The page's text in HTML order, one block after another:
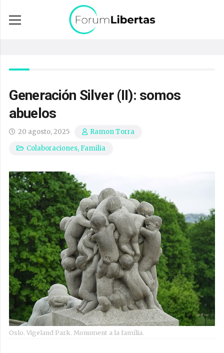
Generación Silver (II): somos
abuelos
20 agosto, 2025
Ramon Torra
Colaboraciones, Familia
Oslo. Vigeland Park. Monument a la família.